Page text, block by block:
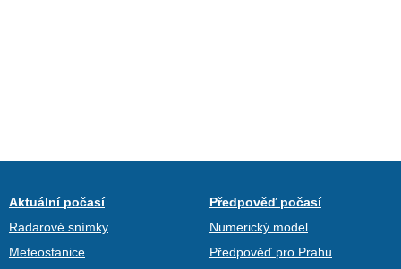
Aktuální počasí
Radarové snímky
Meteostanice
Předpověď počasí
Numerický model
Předpověď pro Prahu